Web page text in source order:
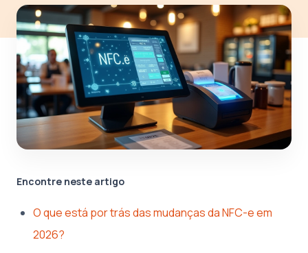
Encontre neste artigo
O que está por trás das mudanças da NFC-e em
2026?